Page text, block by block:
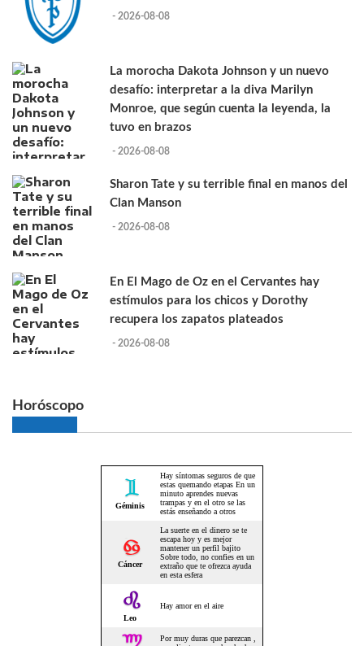
- 2026-08-08
La morocha Dakota Johnson y un nuevo
desafío: interpretar a la diva Marilyn
Monroe, que según cuenta la leyenda, la
tuvo en brazos
- 2026-08-08
Sharon Tate y su terrible final en manos del
Clan Manson
- 2026-08-08
En El Mago de Oz en el Cervantes hay
estímulos para los chicos y Dorothy
recupera los zapatos plateados
- 2026-08-08
Horóscopo